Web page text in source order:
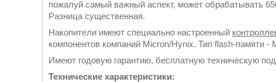
пожалуй самый важный аспект, может обрабатывать
Разница существенная.
Накопители имеют специально настроенный
компонентов компаний Micron/Hynix. Тип flash-памяти -
Имеют годовую гарантию, бесплатную техническую
Технические характеристики: